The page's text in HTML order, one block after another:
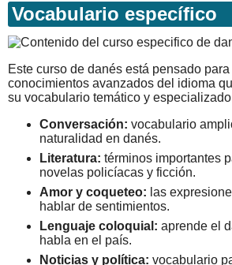
Vocabulario específico
Este curso de danés está pensado
conocimientos avanzados del idioma
su vocabulario temático y
Conversación: vocabulario
naturalidad en danés.
Literatura: términos importantes
novelas policíacas y ficción.
Amor y coqueteo: las
hablar de sentimientos.
Lenguaje coloquial: aprende el
habla en el país.
Noticias y política: vocabulario